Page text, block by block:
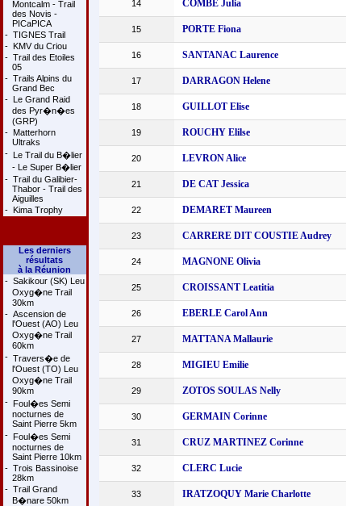
Montcalm - Trail
des Novis -
PICaPICA
- TIGNES Trail
- KMV du Criou
- Trail des Etoiles
05
- Trails Alpins du
Grand Bec
- Le Grand Raid
des Pyr�n�es
(GRP)
- Matterhorn
Ultraks
- Le Trail du B�lier
- Le Super B�lier
- Trail du Galibier-
Thabor - Trail des
Aiguilles
- Kima Trophy
Les derniers
résultats
à la Réunion
- Sakikour (SK) Leu
Oxyg�ne Trail
30km
- Ascension de
l'Ouest (AO) Leu
Oxyg�ne Trail
60km
- Travers�e de
l'Ouest (TO) Leu
Oxyg�ne Trail
90km
- Foul�es Semi
nocturnes de
Saint Pierre 5km
- Foul�es Semi
nocturnes de
Saint Pierre 10km
- Trois Bassinoise
28km
- Trail Grand
B�nare 50km
14 COMBE Julia
15 PORTE Fiona
16 SANTANAC Laurence
17 DARRAGON Helene
18 GUILLOT Elise
19 ROUCHY Elilse
20 LEVRON Alice
21 DE CAT Jessica
22 DEMARET Maureen
23 CARRERE DIT COUSTIE Audrey
24 MAGNONE Olivia
25 CROISSANT Leatitia
26 EBERLE Carol Ann
27 MATTANA Mallaurie
28 MIGIEU Emilie
29 ZOTOS SOULAS Nelly
30 GERMAIN Corinne
31 CRUZ MARTINEZ Corinne
32 CLERC Lucie
33 IRATZOQUY Marie Charlotte